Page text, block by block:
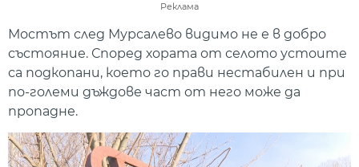
Реклама
Мостът след Мурсалево видимо не е в добро
състояние. Според хората от селото устоите
са подкопани, което го прави нестабилен и при
по-големи дъждове част от него може да
пропадне.